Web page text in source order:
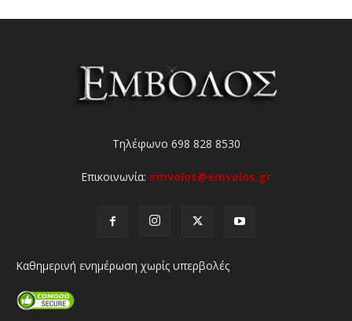
Τηλέφωνο 698 828 8530
Επικοινωνία: emvolos@emvolos.gr
Καθημερινή ενημέρωση χωρίς υπερβολές